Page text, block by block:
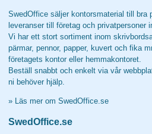
SwedOffice säljer kontorsmaterial till bra
leveranser till företag och privatpersoner
Vi har ett stort sortiment inom
pärmar, pennor, papper, kuvert och fika
företagets kontor eller hemmakontoret.
Beställ snabbt och enkelt via vår
ni behöver hjälp.
» Läs mer om SwedOffice.se
SwedOffice.se